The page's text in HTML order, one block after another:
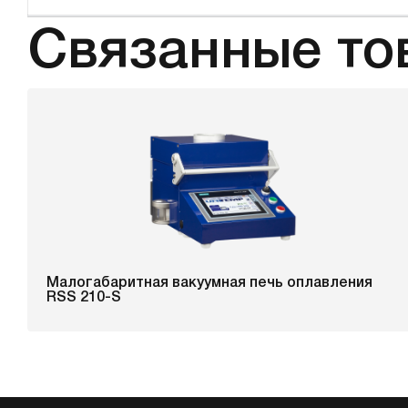
Связанные
Малогабаритная вакуумная печь оплавления
RSS 210-S